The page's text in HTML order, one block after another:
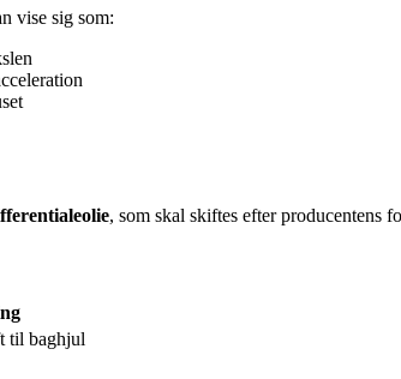
vise sig som:
, som skal skiftes efter producentens
til baghjul